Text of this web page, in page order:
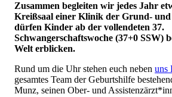
Zusammen begleiten wir jedes Jahr
Kreißsaal einer Klinik der Grund- und
dürfen Kinder ab der vollendeten 37.
Schwangerschaftswoche (37+0 SSW)
Welt erblicken.
Rund um die Uhr stehen euch neben uns
gesamtes Team der Geburtshilfe
Munz, seinen Ober- und